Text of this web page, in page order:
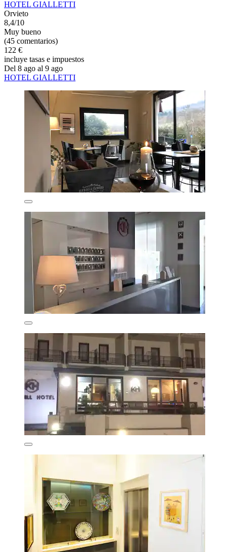
HOTEL GIALLETTI
Orvieto
8,4/10
Muy bueno
(45 comentarios)
122 €
incluye tasas e impuestos
Del 8 ago al 9 ago
HOTEL GIALLETTI